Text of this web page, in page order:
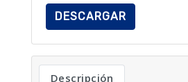
DESCARGAR
Descripción